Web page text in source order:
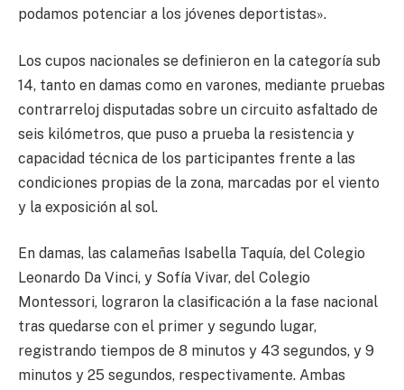
podamos potenciar a los jóvenes deportistas».
Los cupos nacionales se definieron en la categoría sub
14, tanto en damas como en varones, mediante pruebas
contrarreloj disputadas sobre un circuito asfaltado de
seis kilómetros, que puso a prueba la resistencia y
capacidad técnica de los participantes frente a las
condiciones propias de la zona, marcadas por el viento
y la exposición al sol.
En damas, las calameñas Isabella Taquía, del Colegio
Leonardo Da Vinci, y Sofía Vivar, del Colegio
Montessori, lograron la clasificación a la fase nacional
tras quedarse con el primer y segundo lugar,
registrando tiempos de 8 minutos y 43 segundos, y 9
minutos y 25 segundos, respectivamente. Ambas